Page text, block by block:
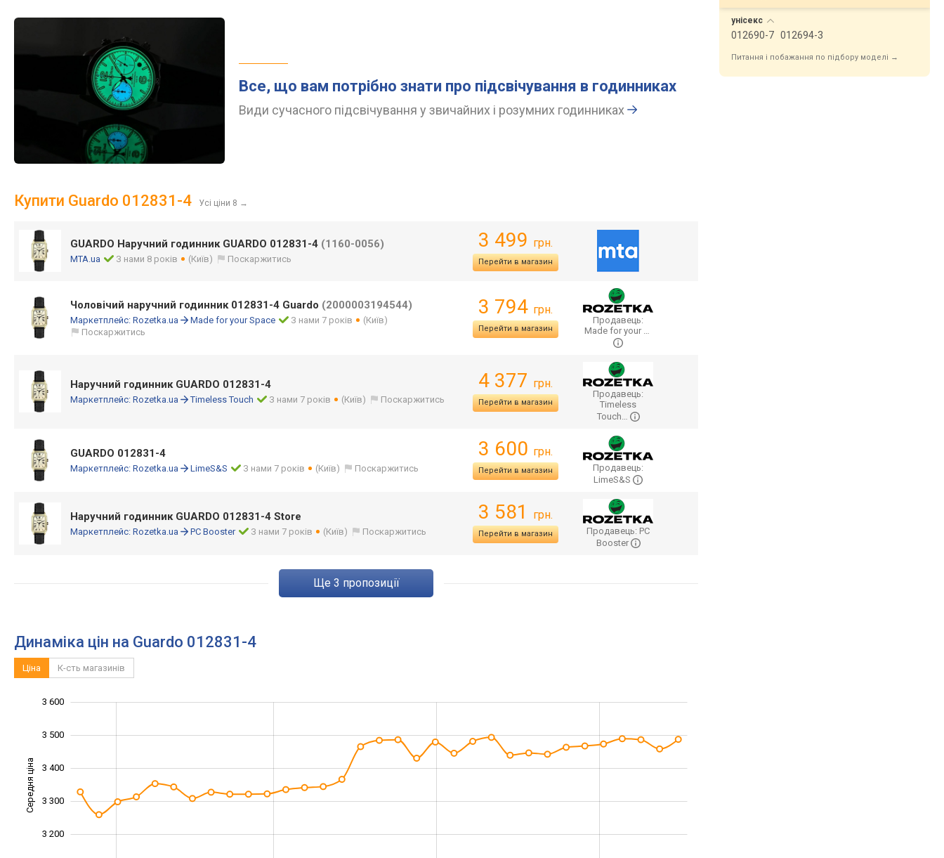
Все, що вам потрібно знати про підсвічування в годинниках
Види сучасного підсвічування у звичайних і розумних годинниках
Купити Guardo 012831-4 Усі ціни 8 →
GUARDO Наручний годинник GUARDO 012831-4 (1160-0056)
MTA.ua З нами 8 років (Київ) Поскаржитись
3 499 грн.
Перейти в магазин
Чоловічий наручний годинник 012831-4 Guardo (2000003194544)
Маркетплейс: Rozetka.ua Made for your Space З нами 7 років
(Київ)
Поскаржитись
3 794 грн.
Перейти в магазин
Продавець:
Made for your …
Наручний годинник GUARDO 012831-4
Маркетплейс: Rozetka.ua Timeless Touch З нами 7 років (Київ) Поскаржитись
4 377 грн.
Перейти в магазин
Продавець:
Timeless
Touch…
GUARDO 012831-4
Маркетплейс: Rozetka.ua LimeS&S З нами 7 років (Київ) Поскаржитись
3 600 грн.
Перейти в магазин
Продавець:
LimeS&S
Наручний годинник GUARDO 012831-4 Store
Маркетплейс: Rozetka.ua PC Booster З нами 7 років (Київ) Поскаржитись
3 581 грн.
Перейти в магазин Продавець: PC
Booster
ще 3 пропозиції
Динаміка цін на Guardo 012831-4
Ціна К-сть магазинів
Середня ціна
3 200
3 300
3 400
3 500
3 600
унісекс
012690-7 012694-3
Питання і побажання по підбору моделі →